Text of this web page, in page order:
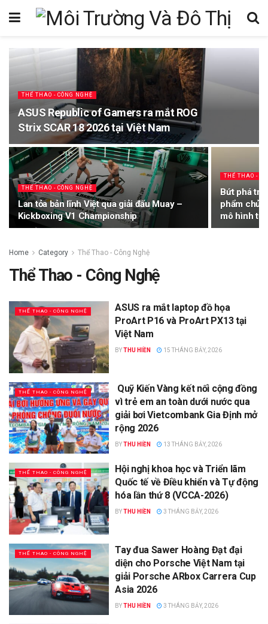
THỂ THAO - CÔNG NGHỆ
ASUS Republic of Gamers ra mắt ROG
Strix SCAR 18 2026 tại Việt Nam
THỂ THAO - CÔNG NGHỆ
Lan tỏa bản lĩnh Việt qua giải đấu Muay –
Kickboxing V1 Championship
THỂ THAO -
Bứt phá
phẩm chủ
mô hình tư
Home Category Thể Thao - Công Nghệ
Thể Thao - Công Nghệ
THỂ THAO - CÔNG NGHỆ
ASUS ra mắt laptop đồ họa
ProArt P16 và ProArt PX13 tại
Việt Nam
BYTHU HIỀN 15 THÁNG BẢY, 2026
THỂ THAO - CÔNG NGHỆ
Quỹ Kiến Vàng kết nối cộng đồng
vì trẻ em an toàn dưới nước qua
giải bơi Vietcombank Gia Định mở
rộng 2026
BYTHU HIỀN 13 THÁNG BẢY, 2026
THỂ THAO - CÔNG NGHỆ
Hội nghị khoa học và Triển lãm
Quốc tế về Điều khiển và Tự động
hóa lần thứ 8 (VCCA-2026)
BYTHU HIỀN 3 THÁNG BẢY, 2026
THỂ THAO - CÔNG NGHỆ
Tay đua Sawer Hoàng Đạt đại
diện cho Porsche Việt Nam tại
giải Porsche ARbox Carrera Cup
Asia 2026
BYTHU HIỀN 3 THÁNG BẢY, 2026